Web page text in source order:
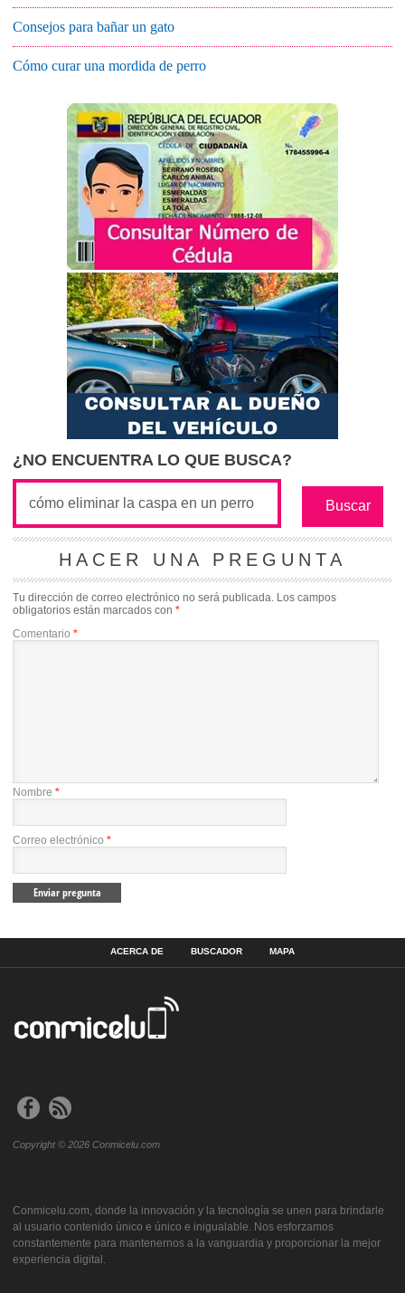
Consejos para bañar un gato
Cómo curar una mordida de perro
¿NO ENCUENTRA LO QUE BUSCA?
HACER UNA PREGUNTA
Tu dirección de correo electrónico no será publicada. Los campos
obligatorios están marcados con *
Comentario *
Nombre *
Correo electrónico *
ACERCA DE BUSCADOR MAPA
Copyright © 2026 Conmicelu.com
Conmicelu.com, donde la innovación y la tecnología se unen para brindarle
al usuario contenido único e único e inigualable. Nos esforzamos
constantemente para mantenernos a la vanguardia y proporcionar la mejor
experiencia digital.